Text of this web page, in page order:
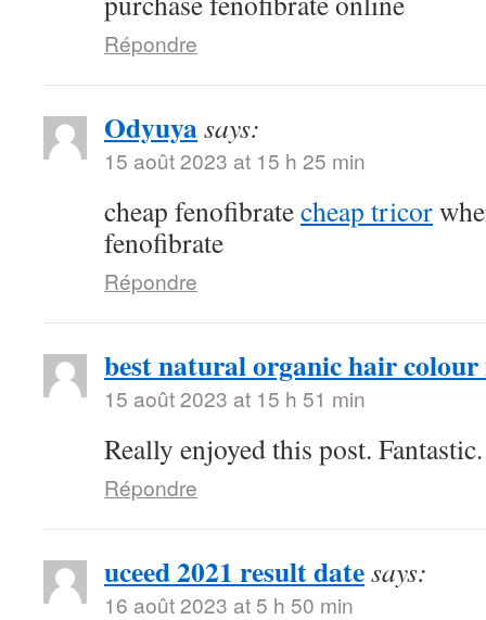
Répondre
Odyuyasays:
15 août 2023 at 15 h 25 min
cheap fenofibratecheap tricor
fenofibrate
Répondre
best natural organic hair
15 août 2023 at 15 h 51 min
Really enjoyed this post. Fantastic.
Répondre
uceed 2021 result datesays:
16 août 2023 at 5 h 50 min